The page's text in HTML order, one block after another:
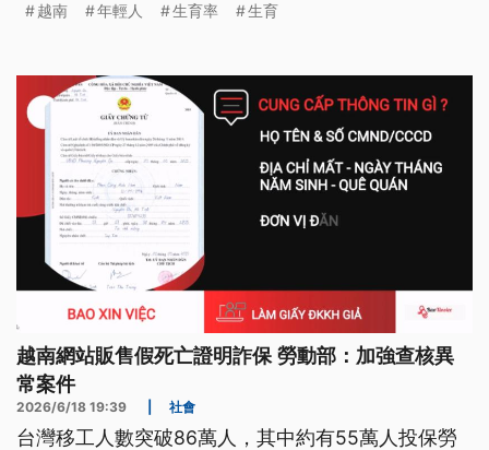
越南 年輕人 生育率 生育
越南網站販售假死亡證明詐保 勞動部：加強查核異
常案件
2026/6/18 19:39 社會
台灣移工人數突破86萬人，其中約有55萬人投保勞